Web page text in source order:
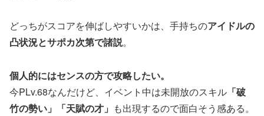
どっちがスコアを伸ばしやすいかは、手持ちのアイドルの
凸状況とサポカ次第で諸説。
個人的にはセンスの方で攻略したい。
今PLv.68なんだけど、イベント中は未開放のスキル 「破
竹の勢い」「天賦の才」 も出現するので面白そう感ある。